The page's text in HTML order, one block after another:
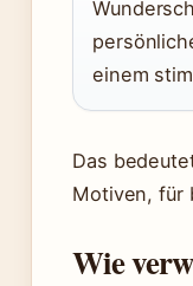
einem
Das
Motiven, für
Wie